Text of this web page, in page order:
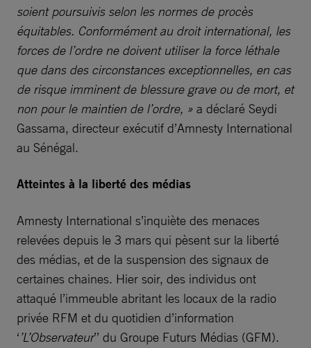
soient poursuivis selon les normes de procès
équitables. Conformément au droit international, les
forces de l’ordre ne doivent utiliser la force léthale
que dans des circonstances exceptionnelles, en cas
de risque imminent de blessure grave ou de mort, et
non pour le maintien de l’ordre, » a déclaré Seydi
Gassama, directeur exécutif d’Amnesty International
au Sénégal.
Atteintes à la liberté des médias
Amnesty International s’inquiète des menaces
relevées depuis le 3 mars qui pèsent sur la liberté
des médias, et de la suspension des signaux de
certaines chaines. Hier soir, des individus ont
attaqué l’immeuble abritant les locaux de la radio
privée RFM et du quotidien d’information
‘’L’Observateur’’ du Groupe Futurs Médias (GFM).